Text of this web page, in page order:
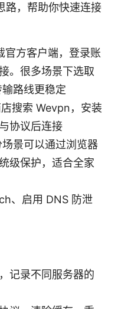
路，帮助你快速连接
方客户端，登录账
。很多场景下选取
路线更稳定
搜索 Wevpn，安装
协议后连接
景可以通过浏览器
级保护，适合全家
、启用 DNS 防泄
记录不同服务器的